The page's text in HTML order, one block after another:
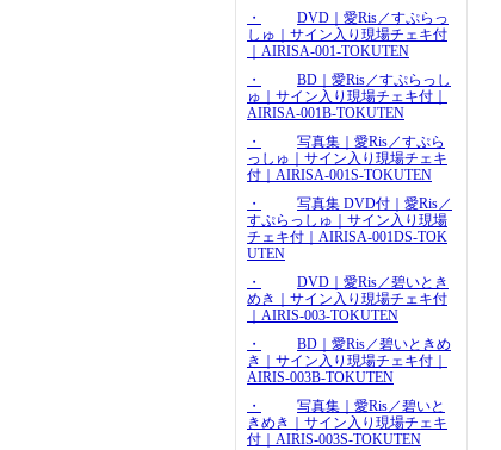
・
DVD｜愛Ris／すぷらっ
しゅ｜サイン入り現場チェキ付
｜AIRISA-001-TOKUTEN
・
BD｜愛Ris／すぷらっし
ゅ｜サイン入り現場チェキ付｜
AIRISA-001B-TOKUTEN
・
写真集｜愛Ris／すぷら
っしゅ｜サイン入り現場チェキ
付｜AIRISA-001S-TOKUTEN
・
写真集 DVD付｜愛Ris／
すぷらっしゅ｜サイン入り現場
チェキ付｜AIRISA-001DS-TOK
UTEN
・
DVD｜愛Ris／碧いとき
めき｜サイン入り現場チェキ付
｜AIRIS-003-TOKUTEN
・
BD｜愛Ris／碧いときめ
き｜サイン入り現場チェキ付｜
AIRIS-003B-TOKUTEN
・
写真集｜愛Ris／碧いと
きめき｜サイン入り現場チェキ
付｜AIRIS-003S-TOKUTEN